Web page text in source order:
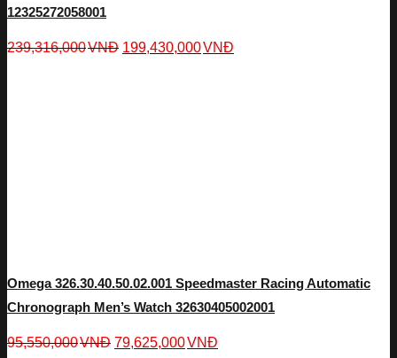
12325272058001
239,316,000VNĐ 199,430,000VNĐ
Omega 326.30.40.50.02.001 Speedmaster Racing Automatic
Chronograph Men’s Watch 32630405002001
95,550,000VNĐ 79,625,000VNĐ